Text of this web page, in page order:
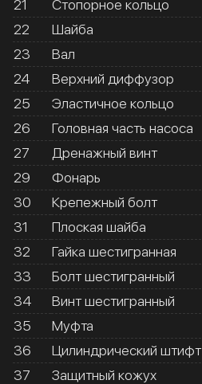
21
Стопорное кольцо
22
Шайба
23
Вал
24
Верхний диффузор
25
Эластичное кольцо
26
Головная часть насоса
27
Дренажный винт
29
Фонарь
30
Крепежный болт
31
Плоская шайба
32
Гайка шестигранная
33
Болт шестигранный
34
Винт шестигранный
35
Муфта
36
Цилиндрический штифт
37
Защитный кожух